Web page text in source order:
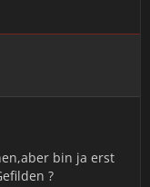
bin ja erst
?